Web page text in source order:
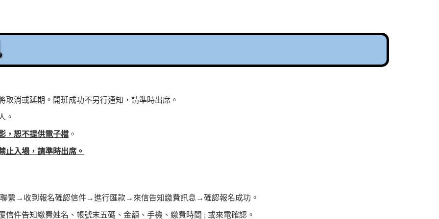
消或延期。開班成功不另行通知，請準時出席。
。
，恕不提供電子檔 。
止入場，請準時出席 。
繫→收到報名確認信件→進行匯款→來信告知繳費訊息→確認報名成功。
件告知繳費姓名、帳號末五碼、金額、手機、繳費時間 ; 或來電確認。